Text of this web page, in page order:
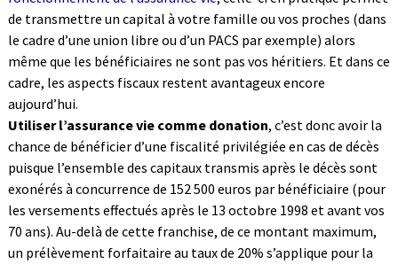
de transmettre un capital à votre famille ou vos proches (dans
le cadre d’une union libre ou d’un PACS par exemple) alors
même que les bénéficiaires ne sont pas vos héritiers. Et dans ce
cadre, les aspects fiscaux restent avantageux encore
aujourd’hui.
Utiliser l’assurance vie comme donation, c’est donc avoir la
chance de bénéficier d’une fiscalité privilégiée en cas de décès
puisque l’ensemble des capitaux transmis après le décès sont
exonérés à concurrence de 152 500 euros par bénéficiaire (pour
les versements effectués après le 13 octobre 1998 et avant vos
70 ans). Au-delà de cette franchise, de ce montant maximum,
un prélèvement forfaitaire au taux de 20% s’applique pour la